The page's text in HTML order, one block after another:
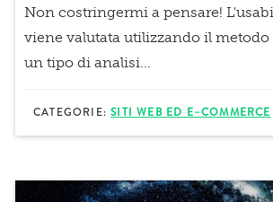
Non costringermi a pensare! L'
viene valutata utilizzando il metodo
un tipo di analisi...
CATEGORIE:SITI WEB ED E–COMMERCE